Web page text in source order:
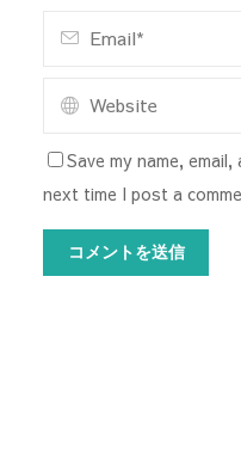
Save my name,
next time I post a